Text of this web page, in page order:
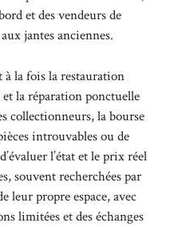
et des vendeurs de
jantes anciennes.
à la fois la restauration
la réparation ponctuelle
collectionneurs, la bourse
introuvables ou de
l’état et le prix réel
souvent recherchées par
leur propre espace, avec
limitées et des échanges